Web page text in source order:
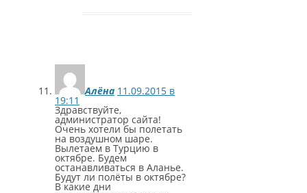
Алёна 11.09.2015 в
19:11
Здравствуйте,
администратор сайта!
Очень хотели бы полетать
на воздушном шаре.
Вылетаем в Турцию в
октябре. Будем
останавливаться в Аланье.
Будут ли полёты в октябре?
В какие дни